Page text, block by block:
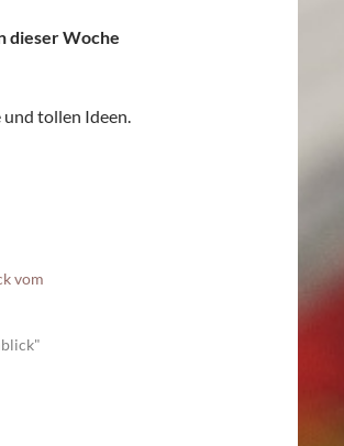
dieser Woche
und tollen Ideen.
vom